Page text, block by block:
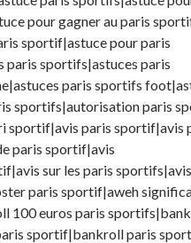
pour gagner au paris
sportif|astuce pour paris
paris sportifs|astuces paris
paris sportifs
sportifs|autorisation paris
sportif|avis paris sportif|avis
paris sportif|avis
sur les paris
paris sportif|aweh
100 euros paris
sportif|bankroll paris